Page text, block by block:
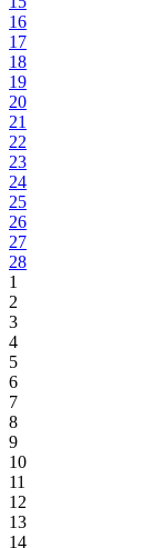
16
17
18
19
20
21
22
23
24
25
26
27
28
1
2
3
4
5
6
7
8
9
10
11
12
13
14